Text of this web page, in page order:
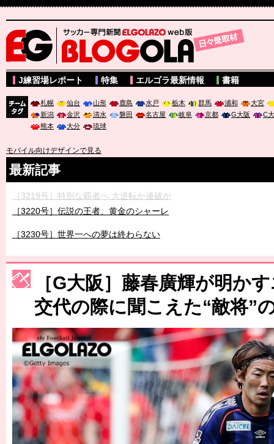
サッカー専門新聞ELGOLAZO web版 BLOGOLA
J練習場レポート 特集 エルゴラ最新情報 書籍
札幌 仙台 山形 鹿島 水戸 栃木 群馬 浦和
大宮
新潟
金沢 清水 磐田 名古屋 岐阜 京都 G大阪
C
熊本
大分 琉球
モバイル向けデザインで見る
最新記事
［3219号］特別な覇者へ 大逆転か連破か
［3220号］伝説の王者、黄金のシャーレ
［3230号］世界一への夢は終わらない
［3223号］一丸。日本出陣
［3222号］史上最大のW杯開幕 注目は「個」
長谷川 アーリアジャスールさんがシンポジウム「気候変動から命
［G大阪］藤春廣輝が明か
交代の際に聞こえた“敵将”